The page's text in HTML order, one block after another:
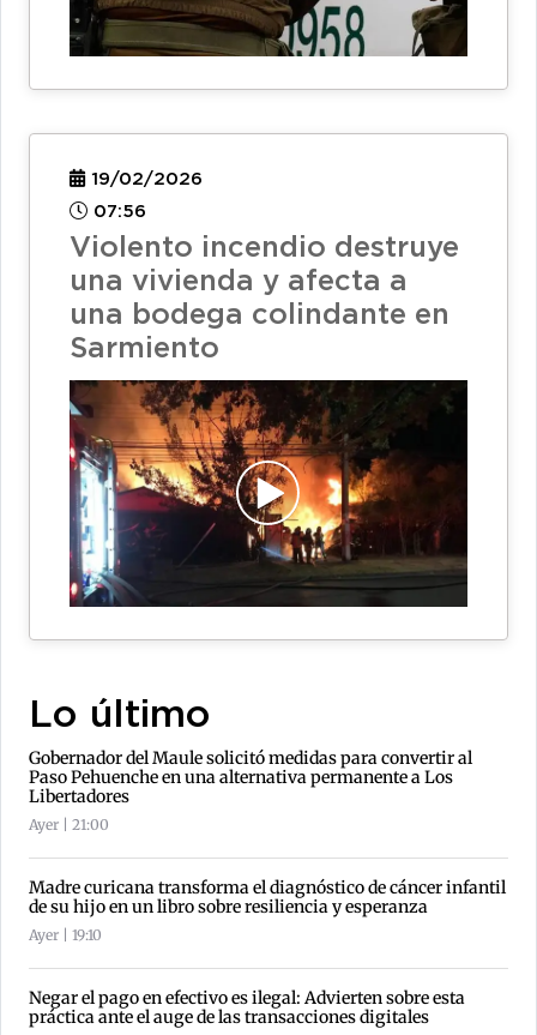
19/02/2026
07:56
Violento incendio destruye
una vivienda y afecta a
una bodega colindante en
Sarmiento
Lo último
Gobernador del Maule solicitó medidas para convertir al
Paso Pehuenche en una alternativa permanente a Los
Libertadores
Ayer | 21:00
Madre curicana transforma el diagnóstico de cáncer infantil
de su hijo en un libro sobre resiliencia y esperanza
Ayer | 19:10
Negar el pago en efectivo es ilegal: Advierten sobre esta
práctica ante el auge de las transacciones digitales